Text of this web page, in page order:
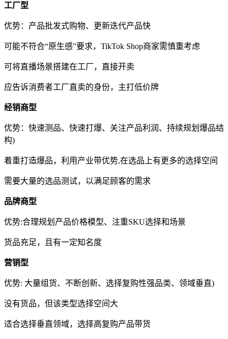
工厂型
优势：产品批发式购物、更新迭代产品快
可能不符合“原生感”要求，TikTok Shop商家需慎重考虑
可将直播场景搭建在工厂，直接开卖
应告诉消费者工厂直卖的身份，主打低价牌
经销商型
优势：快速测品、快速打爆、关注产品利润、持续规划爆品结
构)
着重打造爆品，利用产业带优势,在选品上有更多的选择空间
需要大量的选品测试，以满足顾客的需求
品牌商型
优势:合理规划产品价格模型、注重SKU选择和场景
货品充足，且有一定知名度
营销型
优势: 大量组货、不断创新、选择复购性强品类、领域垂直)
没有货品，但该类型选择空间大
适合选择垂直领域，选择高复购产品带货